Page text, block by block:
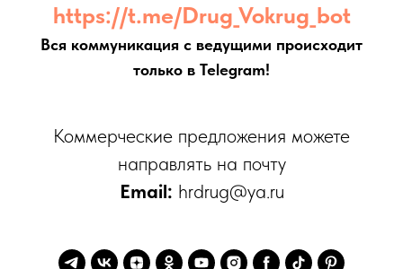
https://t.me/Drug_Vokrug_bot
Вся коммуникация с ведущими происходит
только в Telegram!
Коммерческие предложения можете
направлять на почту
Email: hrdrug@ya.ru